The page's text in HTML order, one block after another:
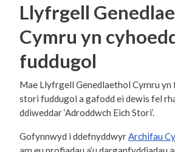
Llyfrgell
Cymru yn
fuddugol
Mae Llyfrgell Genedlaethol Cymru yn
stori fuddugol a gafodd ei dewis fel
ddiweddar ‘Adroddwch Eich Stori’.
Gofynnwyd i ddefnyddwyrArchifau